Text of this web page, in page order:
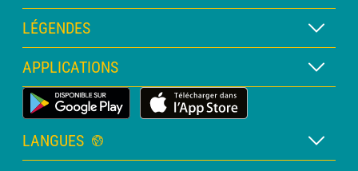
Abonnement METEO Xpert
Abonnement METEO PRO
Consultation avec un prévisionniste
Bulletin PRO
LÉGENDES
Légende des cartes
Légende des pictogrammes
Glossaire
APPLICATIONS
Application Météo Terrestre
LANGUES